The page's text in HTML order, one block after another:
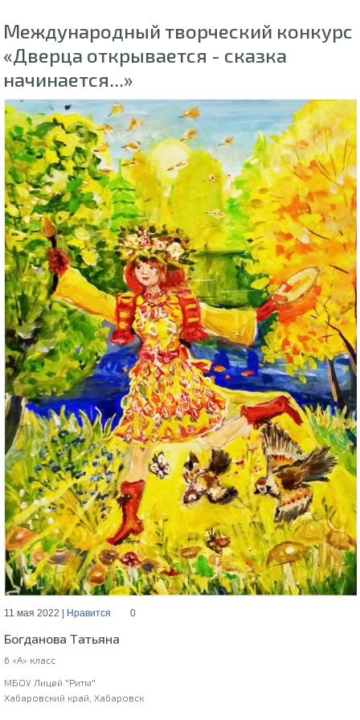
Международный творческий конкурс
«Дверца открывается - сказка
начинается...»
11 мая 2022 | Нравится 0
Богданова Татьяна
6 «А» класс
МБОУ Лицей "Ритм"
Хабаровский край, Хабаровск